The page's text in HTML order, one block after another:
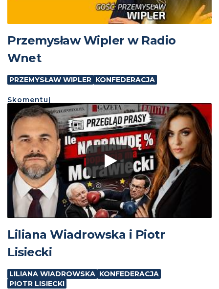
Przemysław Wipler w Radio
Wnet
PRZEMYSŁAW WIPLER KONFEDERACJA
Skomentuj
Liliana Wiadrowska i Piotr
Lisiecki
LILIANA WIADROWSKA KONFEDERACJA
PIOTR LISIECKI